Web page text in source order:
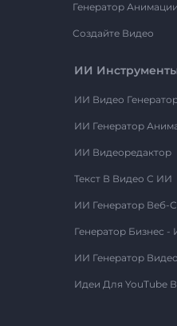
Генератор
Создайте Видео
ИИ
ИИ Видео
ИИ Генератор
ИИ Видеоредактор
Текст В Видео С ИИ
ИИ Генератор Веб-
Генератор Бизнес -
ИИ Генератор
Идеи Для YouTube